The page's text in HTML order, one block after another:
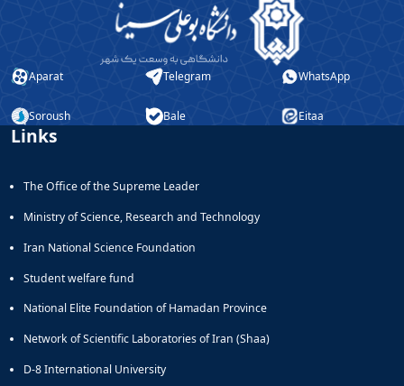
Aparat Telegram WhatsApp
Soroush Bale Eitaa
Links
The Office of the Supreme Leader
Ministry of Science, Research and Technology
Iran National Science Foundation
Student welfare fund
National Elite Foundation of Hamadan Province
Network of Scientific Laboratories of Iran (Shaa)
D-8 International University